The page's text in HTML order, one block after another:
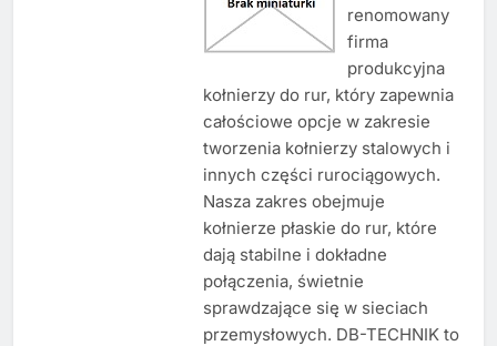
renomowany
firma
produkcyjna
kołnierzy do rur, który zapewnia
całościowe opcje w zakresie
tworzenia kołnierzy stalowych i
innych części rurociągowych.
Nasza zakres obejmuje
kołnierze płaskie do rur, które
dają stabilne i dokładne
połączenia, świetnie
sprawdzające się w sieciach
przemysłowych. DB-TECHNIK to